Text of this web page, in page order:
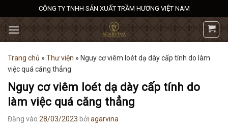
qua
nội
dung
CÔNG TY TNHH SẢN XUẤT TRẦM HƯƠNG VIỆT NAM
Trang chủ » Thư viện » Nguy cơ viêm loét dạ dày cấp tính do làm
việc quá căng thẳng
Nguy cơ viêm loét dạ dày cấp tính do
làm việc quá căng thẳng
Đăng vào 28/03/2023 bởi agarvina